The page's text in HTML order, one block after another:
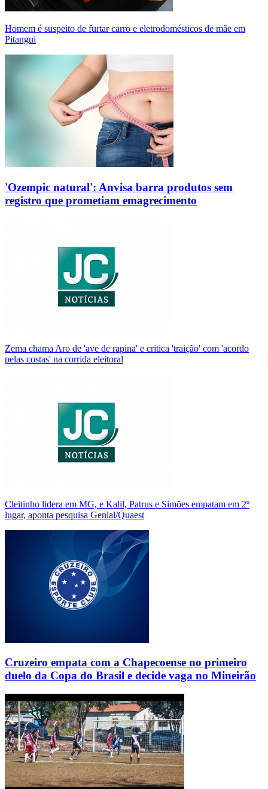
Homem é suspeito de furtar carro e eletrodomésticos de mãe em
Pitangui
'Ozempic natural': Anvisa barra produtos sem
registro que prometiam emagrecimento
Zema chama Aro de 'ave de rapina' e critica 'traição' com 'acordo
pelas costas' na corrida eleitoral
Cleitinho lidera em MG, e Kalil, Patrus e Simões empatam em 2º
lugar, aponta pesquisa Genial/Quaest
Cruzeiro empata com a Chapecoense no primeiro
duelo da Copa do Brasil e decide vaga no Mineirão